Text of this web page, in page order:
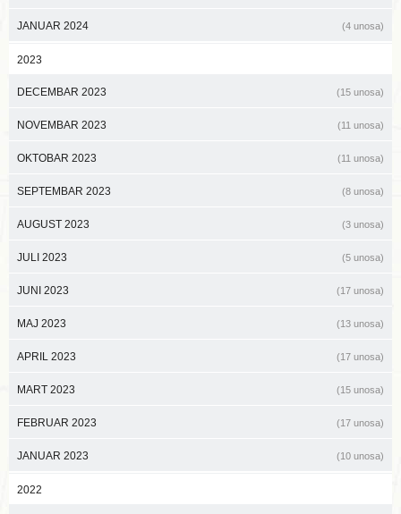
JANUAR 2024 (4 unosa)
2023
DECEMBAR 2023 (15 unosa)
NOVEMBAR 2023 (11 unosa)
OKTOBAR 2023 (11 unosa)
SEPTEMBAR 2023 (8 unosa)
AUGUST 2023 (3 unosa)
JULI 2023 (5 unosa)
JUNI 2023 (17 unosa)
MAJ 2023 (13 unosa)
APRIL 2023 (17 unosa)
MART 2023 (15 unosa)
FEBRUAR 2023 (17 unosa)
JANUAR 2023 (10 unosa)
2022